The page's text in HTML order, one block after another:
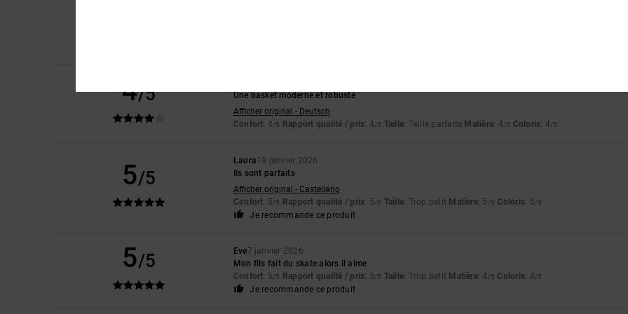
4/5
Une basket moderne et robuste
Afficher original - Deutsch
Confort: 4/5 Rapport qualité / prix: 4/5 Taille: Taille parfaite Matière: 4/5 Coloris: 4/5
5/5
Laura19 janvier 2026
Ils sont parfaits
Afficher original - Castellano
Confort: 5/5 Rapport qualité / prix: 5/5 Taille: Trop petit Matière: 5 /5 Coloris: 5/5
Je recommande ce produit
5/5 Eve7 janvier 2026
Mon fils fait du skate alors il aime
Confort: 5/5 Rapport qualité / prix: 5/5 Taille: Trop petit Matière: 4 /5 Coloris: 4/5
Je recommande ce produit